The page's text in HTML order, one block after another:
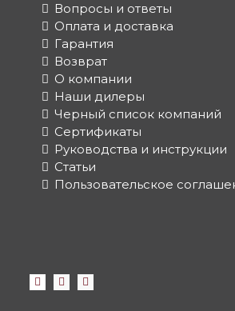
Вопросы и ответы
Оплата и доставка
Гарантия
Возврат
О компании
Наши дилеры
Черный список компаний
Сертификаты
Руководства и инструкции
Статьи
Пользовательское